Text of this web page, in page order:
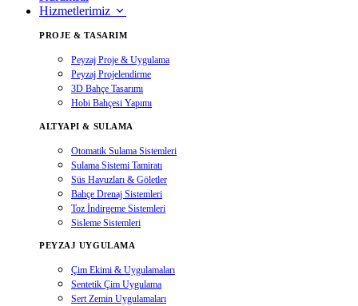
Hizmetlerimiz
PROJE & TASARIM
Peyzaj Proje & Uygulama
Peyzaj Projelendirme
3D Bahçe Tasarımı
Hobi Bahçesi Yapımı
ALTYAPI & SULAMA
Otomatik Sulama Sistemleri
Sulama Sistemi Tamiratı
Süs Havuzları & Göletler
Bahçe Drenaj Sistemleri
Toz İndirgeme Sistemleri
Sisleme Sistemleri
PEYZAJ UYGULAMA
Çim Ekimi & Uygulamaları
Sentetik Çim Uygulama
Sert Zemin Uygulamaları